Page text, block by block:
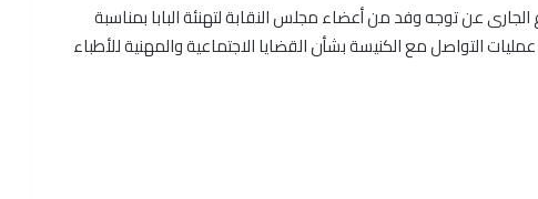
الجارى عن توجه وفد من أعضاء مجلس النقابة لتهنئة البابا بمناسبة
التواصل مع الكنيسة بشأن القضايا الاجتماعية والمهنية للأطباء